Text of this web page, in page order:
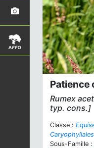
Patience
Rumex
typ. cons.]
Classe :
Caryophyllales
Sous-Famille :